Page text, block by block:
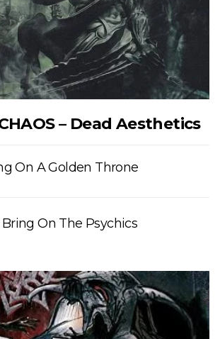
– Dead Aesthetics
On A Golden Throne
Bring On The Psychics